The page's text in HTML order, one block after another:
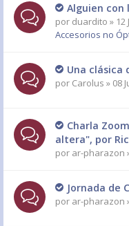
Alguien con
por duardito » 12
Accesorios no
Una clásica
por Carolus » 08
Charla
altera", por
por ar-pharazon
Jornada de
por ar-pharazon